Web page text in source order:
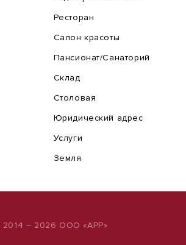
Ресторан
Салон красоты
Пансионат/Санаторий
Склад
Столовая
Юридический адрес
Услуги
Земля
2014 – 2026 ООО «АРР»